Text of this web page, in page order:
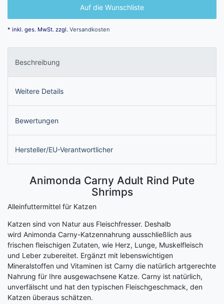
Auf die Wunschliste
* inkl. ges. MwSt. zzgl. Versandkosten
Beschreibung
Weitere Details
Bewertungen
Hersteller/EU-Verantwortlicher
Animonda Carny Adult Rind Pute
Shrimps
Alleinfuttermittel für Katzen
Katzen sind von Natur aus Fleischfresser. Deshalb
wird Animonda Carny-Katzennahrung ausschließlich aus
frischen fleischigen Zutaten, wie Herz, Lunge, Muskelfleisch
und Leber zubereitet. Ergänzt mit lebenswichtigen
Mineralstoffen und Vitaminen ist Carny die natürlich artgerechte
Nahrung für Ihre ausgewachsene Katze. Carny ist natürlich,
unverfälscht und hat den typischen Fleischgeschmack, den
Katzen überaus schätzen.